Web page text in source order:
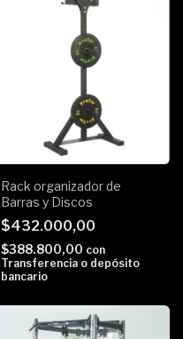
Rack organizador de
Barras y Discos
$432.000,00
$388.800,00 con
Transferencia o depósito
bancario